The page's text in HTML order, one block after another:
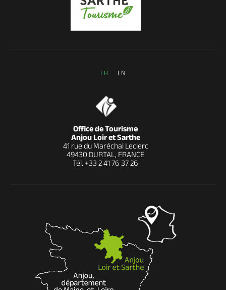
FR EN
Office de Tourisme
Anjou Loir et Sarthe
41 rue du Maréchal Leclerc
49430 DURTAL, FRANCE
Tél. +33 2 41 76 37 26